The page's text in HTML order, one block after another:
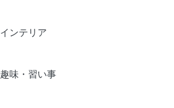
インテリア
趣味・習い事